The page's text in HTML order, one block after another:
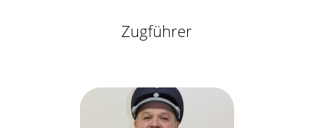
Zugführer